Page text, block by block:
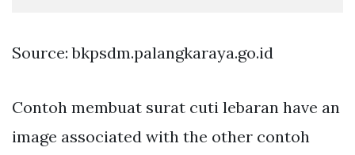
Source: bkpsdm.palangkaraya.go.id
Contoh membuat surat cuti lebaran have an
image associated with the other contoh